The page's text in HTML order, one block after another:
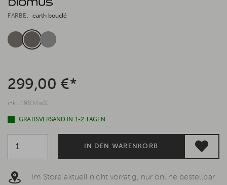
FARBE: earth bouclé
299,00 €*
inkl. 19% MwSt.
GRATISVERSAND IN 1-2 TAGEN
IN DEN WARENKORB
Im Store aktuell nicht vorrätig, nur online bestellbar